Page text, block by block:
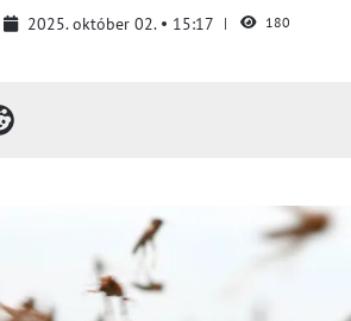
2025. október 02. 15:17 180